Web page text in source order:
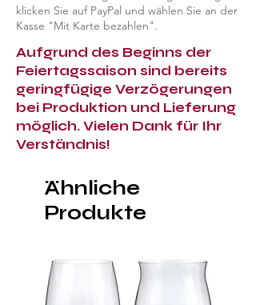
klicken Sie auf PayPal und wählen Sie an der
Kasse "Mit Karte bezahlen".
Aufgrund des Beginns der
Feiertagssaison sind bereits
geringfügige Verzögerungen
bei Produktion und Lieferung
möglich. Vielen Dank für Ihr
Verständnis!
Ähnliche
Produkte